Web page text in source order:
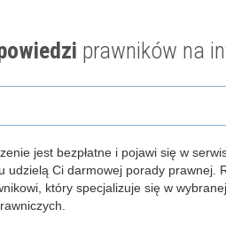
prawników na
jest bezpłatne i pojawi się w
udzielą Ci darmowej porady
który specjalizuje się w